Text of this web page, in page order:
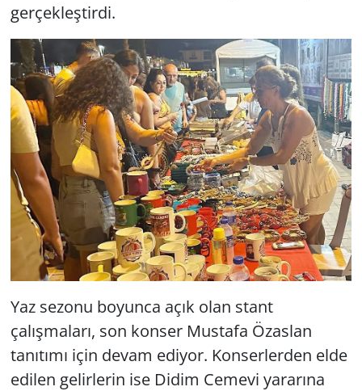
gerçekleştirdi.
Yaz sezonu boyunca açık olan stant
çalışmaları, son konser Mustafa Özaslan
tanıtımı için devam ediyor. Konserlerden elde
edilen gelirlerin ise Didim Cemevi yararına